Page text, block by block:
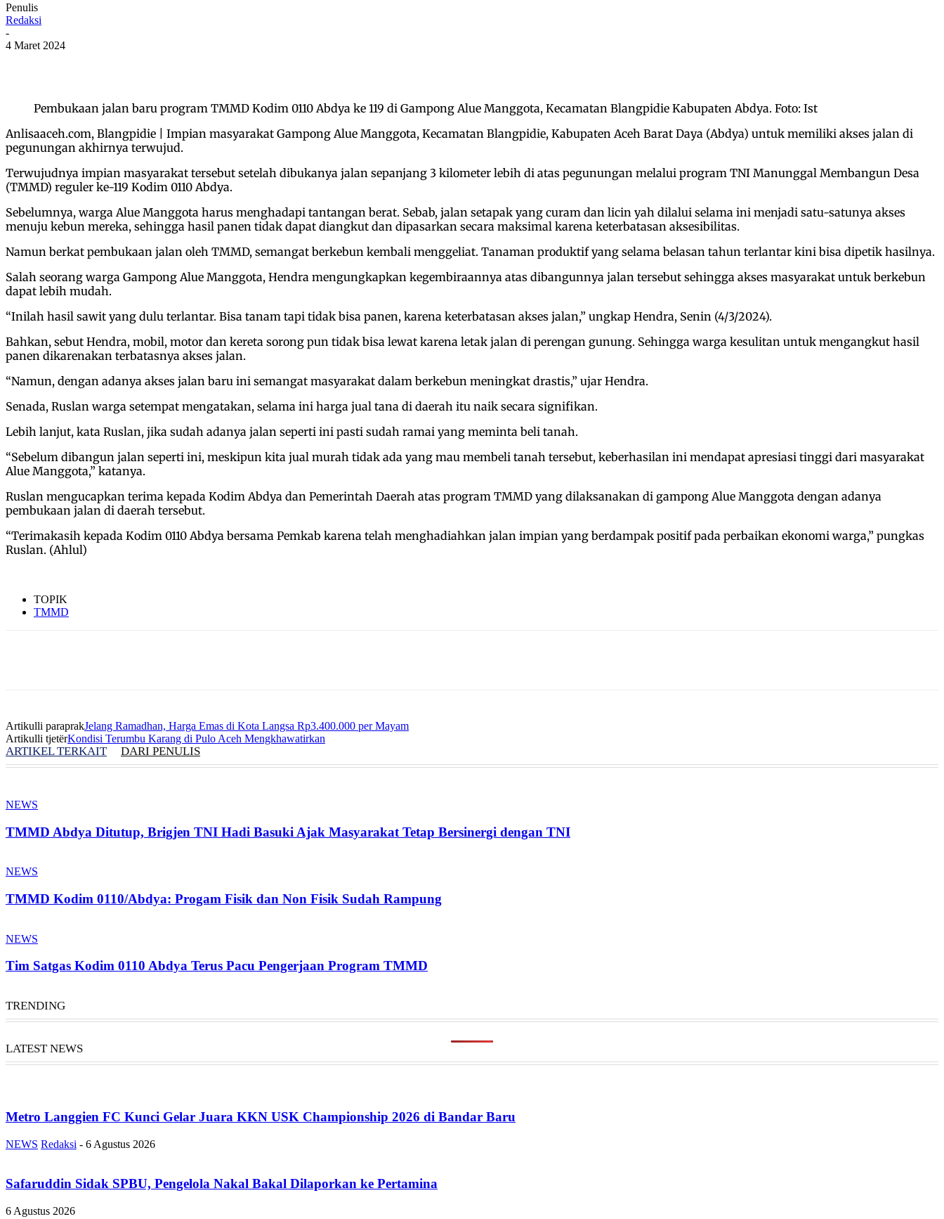
Penulis
Redaksi
-
4 Maret 2024
Pembukaan jalan baru program TMMD Kodim 0110 Abdya ke 119 di Gampong Alue Manggota, Kecamatan Blangpidie Kabupaten Abdya. Foto: Ist
Anlisaaceh.com, Blangpidie | Impian masyarakat Gampong Alue Manggota, Kecamatan Blangpidie, Kabupaten Aceh Barat Daya (Abdya) untuk memiliki akses jalan di
pegunungan akhirnya terwujud.
Terwujudnya impian masyarakat tersebut setelah dibukanya jalan sepanjang 3 kilometer lebih di atas pegunungan melalui program TNI Manunggal Membangun Desa
(TMMD) reguler ke-119 Kodim 0110 Abdya.
Sebelumnya, warga Alue Manggota harus menghadapi tantangan berat. Sebab, jalan setapak yang curam dan licin yah dilalui selama ini menjadi satu-satunya akses
menuju kebun mereka, sehingga hasil panen tidak dapat diangkut dan dipasarkan secara maksimal karena keterbatasan aksesibilitas.
Namun berkat pembukaan jalan oleh TMMD, semangat berkebun kembali menggeliat. Tanaman produktif yang selama belasan tahun terlantar kini bisa dipetik hasilnya.
Salah seorang warga Gampong Alue Manggota, Hendra mengungkapkan kegembiraannya atas dibangunnya jalan tersebut sehingga akses masyarakat untuk berkebun
dapat lebih mudah.
“Inilah hasil sawit yang dulu terlantar. Bisa tanam tapi tidak bisa panen, karena keterbatasan akses jalan,” ungkap Hendra, Senin (4/3/2024).
Bahkan, sebut Hendra, mobil, motor dan kereta sorong pun tidak bisa lewat karena letak jalan di perengan gunung. Sehingga warga kesulitan untuk mengangkut hasil
panen dikarenakan terbatasnya akses jalan.
“Namun, dengan adanya akses jalan baru ini semangat masyarakat dalam berkebun meningkat drastis,” ujar Hendra.
Senada, Ruslan warga setempat mengatakan, selama ini harga jual tana di daerah itu naik secara signifikan.
Lebih lanjut, kata Ruslan, jika sudah adanya jalan seperti ini pasti sudah ramai yang meminta beli tanah.
“Sebelum dibangun jalan seperti ini, meskipun kita jual murah tidak ada yang mau membeli tanah tersebut, keberhasilan ini mendapat apresiasi tinggi dari masyarakat
Alue Manggota,” katanya.
Ruslan mengucapkan terima kepada Kodim Abdya dan Pemerintah Daerah atas program TMMD yang dilaksanakan di gampong Alue Manggota dengan adanya
pembukaan jalan di daerah tersebut.
“Terimakasih kepada Kodim 0110 Abdya bersama Pemkab karena telah menghadiahkan jalan impian yang berdampak positif pada perbaikan ekonomi warga,” pungkas
Ruslan. (Ahlul)
TOPIK
TMMD
Artikulli paraprakJelang Ramadhan, Harga Emas di Kota Langsa Rp3.400.000 per Mayam
Artikulli tjetërKondisi Terumbu Karang di Pulo Aceh Mengkhawatirkan
ARTIKEL TERKAIT DARI PENULIS
NEWS
TMMD Abdya Ditutup, Brigjen TNI Hadi Basuki Ajak Masyarakat Tetap Bersinergi dengan TNI
NEWS
TMMD Kodim 0110/Abdya: Progam Fisik dan Non Fisik Sudah Rampung
NEWS
Tim Satgas Kodim 0110 Abdya Terus Pacu Pengerjaan Program TMMD
TRENDING
LATEST NEWS
Metro Langgien FC Kunci Gelar Juara KKN USK Championship 2026 di Bandar Baru
NEWS Redaksi - 6 Agustus 2026
Safaruddin Sidak SPBU, Pengelola Nakal Bakal Dilaporkan ke Pertamina
6 Agustus 2026